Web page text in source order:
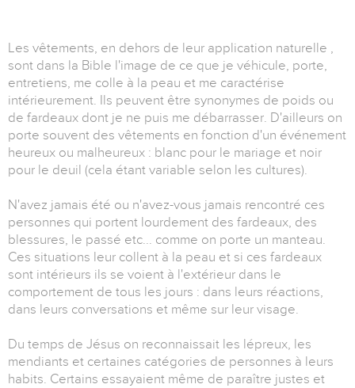
Les vêtements, en dehors de leur application naturelle ,
sont dans la Bible l'image de ce que je véhicule, porte,
entretiens, me colle à la peau et me caractérise
intérieurement. Ils peuvent être synonymes de poids ou
de fardeaux dont je ne puis me débarrasser. D'ailleurs on
porte souvent des vêtements en fonction d'un événement
heureux ou malheureux : blanc pour le mariage et noir
pour le deuil (cela étant variable selon les cultures).
N'avez jamais été ou n'avez-vous jamais rencontré ces
personnes qui portent lourdement des fardeaux, des
blessures, le passé etc... comme on porte un manteau.
Ces situations leur collent à la peau et si ces fardeaux
sont intérieurs ils se voient à l'extérieur dans le
comportement de tous les jours : dans leurs réactions,
dans leurs conversations et même sur leur visage.
Du temps de Jésus on reconnaissait les lépreux, les
mendiants et certaines catégories de personnes à leurs
habits. Certains essayaient même de paraître justes et